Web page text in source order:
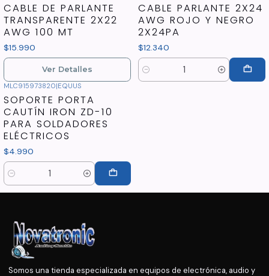
CABLE DE PARLANTE
TRANSPARENTE 2X22
AWG 100 MT
$15.990
Ver Detalles
CABLE PARLANTE 2X24
AWG ROJO Y NEGRO
2X24PA
$12.340
Cantidad
MLC915973820|EQUUS
SOPORTE PORTA
CAUTÍN IRON ZD-10
PARA SOLDADORES
ELÉCTRICOS
$4.990
Cantidad
Somos una tienda especializada en equipos de electrónica, audio y